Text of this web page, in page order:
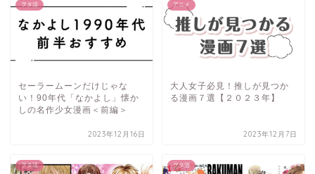
ヲタ活
セーラームーンだけじゃな
い！90年代「なかよし」懐か
しの名作少女漫画＜前編＞
2023年12月16日
アニメ
大人女子必見！推しが見つか
る漫画７選【２０２３年】
2023年12月7日
ヲタ活 ヲタ活